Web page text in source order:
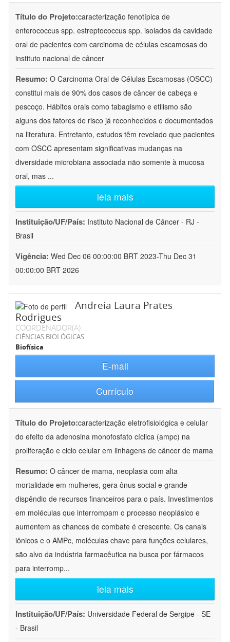
Título do Projeto:caracterização fenotípica de
enterococcus spp. estreptococcus spp. isolados da cavidade
oral de pacientes com carcinoma de células escamosas do
instituto nacional de câncer
Resumo: O Carcinoma Oral de Células Escamosas (OSCC)
constitui mais de 90% dos casos de câncer de cabeça e
pescoço. Hábitos orais como tabagismo e etilismo são
alguns dos fatores de risco já reconhecidos e documentados
na literatura. Entretanto, estudos têm revelado que pacientes
com OSCC apresentam significativas mudanças na
diversidade microbiana associada não somente à mucosa
oral, mas ...
leia mais
Instituição/UF/País: Instituto Nacional de Câncer - RJ -
Brasil
Vigência: Wed Dec 06 00:00:00 BRT 2023-Thu Dec 31
00:00:00 BRT 2026
Andreia Laura Prates
Rodrigues
COORDENADOR(A)
CIÊNCIAS BIOLÓGICAS
Biofísica
E-mail
Currículo
Título do Projeto:caracterização eletrofisiológica e celular
do efeito da adenosina monofosfato cíclica (ampc) na
proliferação e ciclo celular em linhagens de câncer de mama
Resumo: O câncer de mama, neoplasia com alta
mortalidade em mulheres, gera ônus social e grande
dispêndio de recursos financeiros para o país. Investimentos
em moléculas que interrompam o processo neoplásico e
aumentem as chances de combate é crescente. Os canais
iônicos e o AMPc, moléculas chave para funções celulares,
são alvo da indústria farmacêutica na busca por fármacos
para interromp...
leia mais
Instituição/UF/País: Universidade Federal de Sergipe - SE
- Brasil